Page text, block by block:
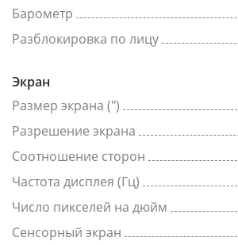
Барометр
Разблокировка по лицу
Экран
Размер экрана (")
Разрешение экрана
Соотношение сторон
Частота дисплея (Гц)
Число пикселей на дюйм
Сенсорный экран